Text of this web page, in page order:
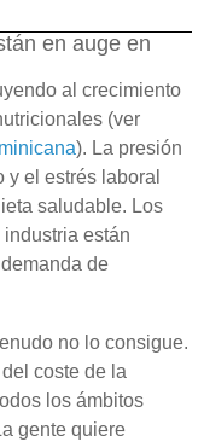
en auge en
al crecimiento
(ver
). La presión
el estrés laboral
saludable. Los
están
de
no lo consigue.
coste de la
los ámbitos
gente quiere